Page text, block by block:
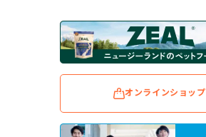
オンラインショップ